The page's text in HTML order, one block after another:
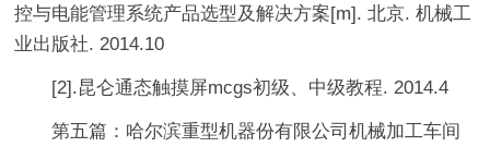
控与电能管理系统产品选型及解决方案[m]. 北京. 机械工
业出版社. 2014.10
[2].昆仑通态触摸屏mcgs初级、中级教程. 2014.4
第五篇：哈尔滨重型机器份有限公司机械加工车间